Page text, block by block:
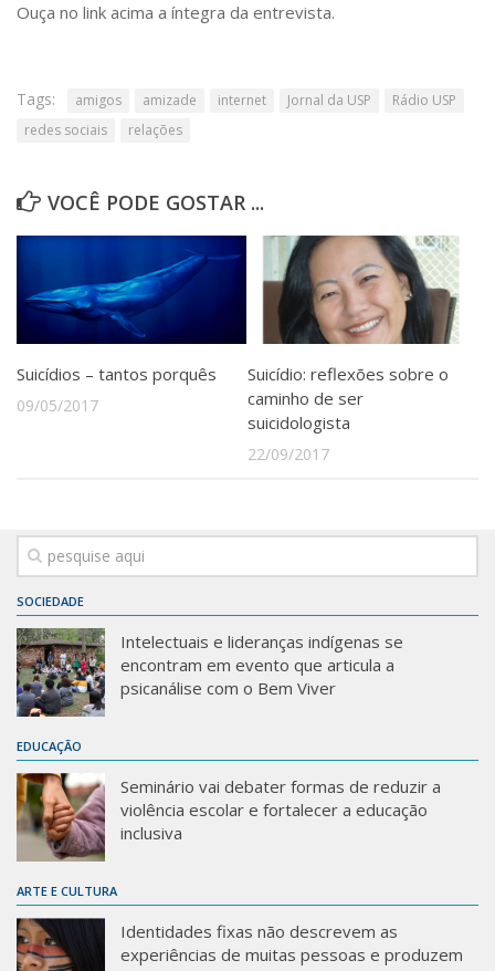
Ouça no link acima a íntegra da entrevista.
Tags: amigos amizade internet Jornal da USP
Rádio USP
redes sociais
relações
VOCÊ PODE GOSTAR ...
Suicídios – tantos porquês
09/05/2017
Suicídio: reflexões sobre o
caminho de ser
suicidologista
22/09/2017
SOCIEDADE
Intelectuais e lideranças indígenas se
encontram em evento que articula a
psicanálise com o Bem Viver
EDUCAÇÃO
Seminário vai debater formas de reduzir a
violência escolar e fortalecer a educação
inclusiva
ARTE E CULTURA
Identidades fixas não descrevem as
experiências de muitas pessoas e produzem